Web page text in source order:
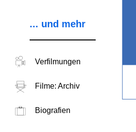
... und mehr
Verfilmungen
Filme: Archiv
Biografien